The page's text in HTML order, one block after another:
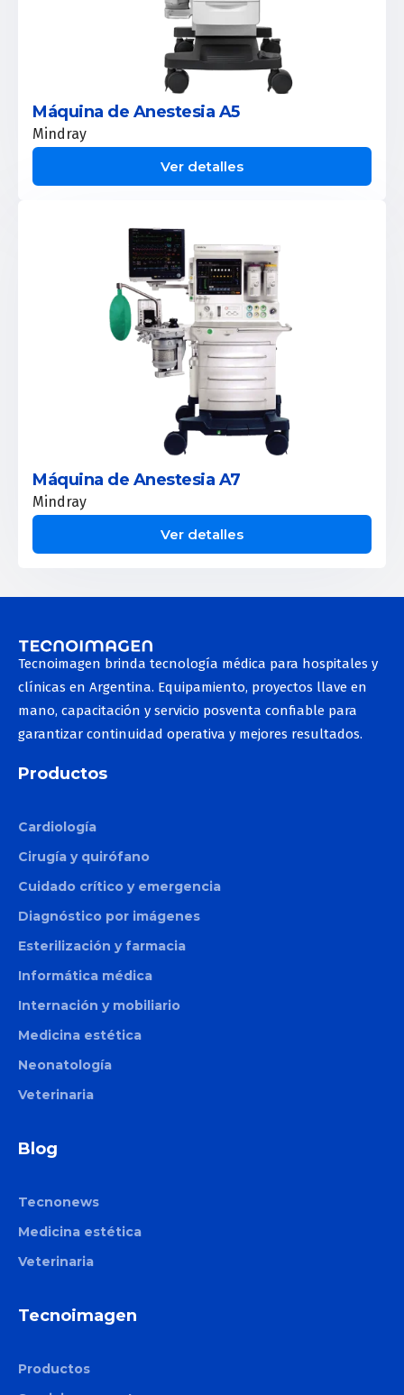
Máquina de Anestesia A5
Mindray
Ver detalles
Máquina de Anestesia A7
Mindray
Ver detalles
Tecnoimagen brinda tecnología médica para hospitales y
clínicas en Argentina. Equipamiento, proyectos llave en
mano, capacitación y servicio posventa confiable para
garantizar continuidad operativa y mejores resultados.
Productos
Cardiología
Cirugía y quirófano
Cuidado crítico y emergencia
Diagnóstico por imágenes
Esterilización y farmacia
Informática médica
Internación y mobiliario
Medicina estética
Neonatología
Veterinaria
Blog
Tecnonews
Medicina estética
Veterinaria
Tecnoimagen
Productos